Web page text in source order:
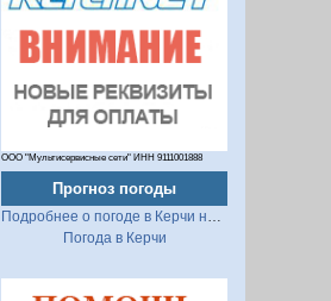
ООО "Мультисервисные сети" ИНН 9111001888
Прогноз погоды
Подробнее о погоде в Керчи на 2 недели
Погода в Керчи